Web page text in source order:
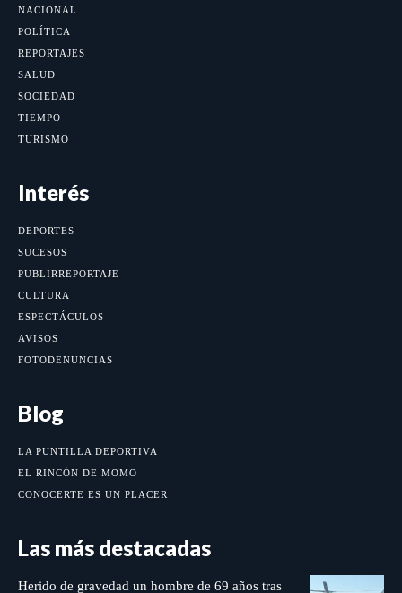
NACIONAL
POLÍTICA
REPORTAJES
SALUD
SOCIEDAD
TIEMPO
TURISMO
Interés
DEPORTES
SUCESOS
PUBLIRREPORTAJE
CULTURA
ESPECTÁCULOS
AVISOS
FOTODENUNCIAS
Blog
LA PUNTILLA DEPORTIVA
EL RINCÓN DE MOMO
CONOCERTE ES UN PLACER
Las más destacadas
Herido de gravedad un hombre de 69 años tras